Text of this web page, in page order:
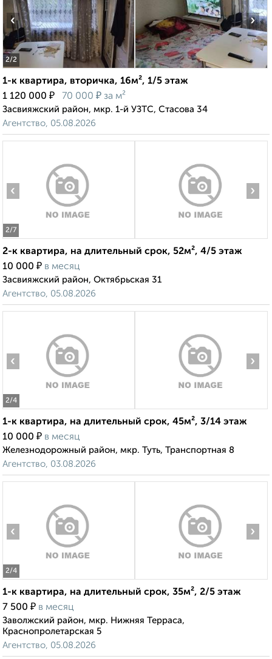
2/2
‹ ›
1-к квартира, вторичка, 16м², 1/5 этаж
1 120 000 ₽ 70 000 ₽ за м²
Засвияжский район, мкр. 1-й УЗТС, Стасова 34
Агентство, 05.08.2026
2/7
‹ ›
2-к квартира, на длительный срок, 52м², 4/5 этаж
10 000 ₽ в месяц
Засвияжский район, Октябрьская 31
Агентство, 05.08.2026
2/4
‹ ›
1-к квартира, на длительный срок, 45м², 3/14 этаж
10 000 ₽ в месяц
Железнодорожный район, мкр. Туть, Транспортная 8
Агентство, 03.08.2026
2/4
‹ ›
1-к квартира, на длительный срок, 35м², 2/5 этаж
7 500 ₽ в месяц
Заволжский район, мкр. Нижняя Терраса,
Краснопролетарская 5
Агентство, 05.08.2026